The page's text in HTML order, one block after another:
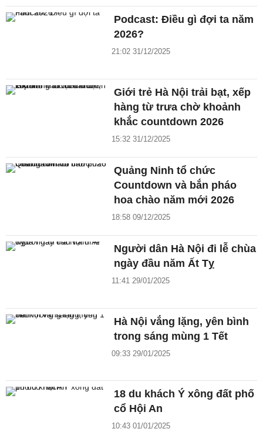
Podcast: Điều gì đợi ta năm
2026?
21:02 31/12/2025
Giới trẻ Hà Nội trải bạt, xếp
hàng từ trưa chờ khoảnh
khắc countdown 2026
15:32 31/12/2025
Quảng Ninh tổ chức
Countdown và bắn pháo
hoa chào năm mới 2026
18:58 09/12/2025
Người dân Hà Nội đi lễ chùa
ngày đầu năm Ất Tỵ
11:41 29/01/2025
Hà Nội vắng lặng, yên bình
trong sáng mùng 1 Tết
09:33 29/01/2025
18 du khách Ý xông đất phố
cổ Hội An
10:43 01/01/2025